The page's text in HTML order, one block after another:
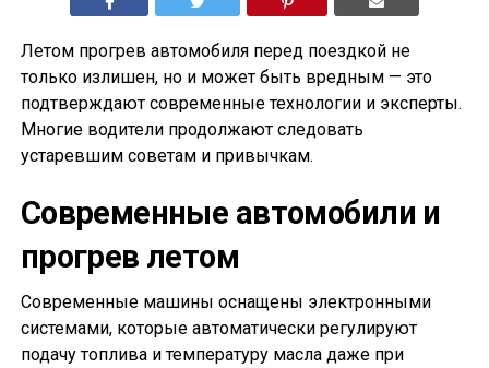
Летом прогрев автомобиля перед поездкой не
только излишен, но и может быть вредным — это
подтверждают современные технологии и эксперты.
Многие водители продолжают следовать
устаревшим советам и привычкам.
Современные автомобили и
прогрев летом
Современные машины оснащены электронными
системами, которые автоматически регулируют
подачу топлива и температуру масла даже при